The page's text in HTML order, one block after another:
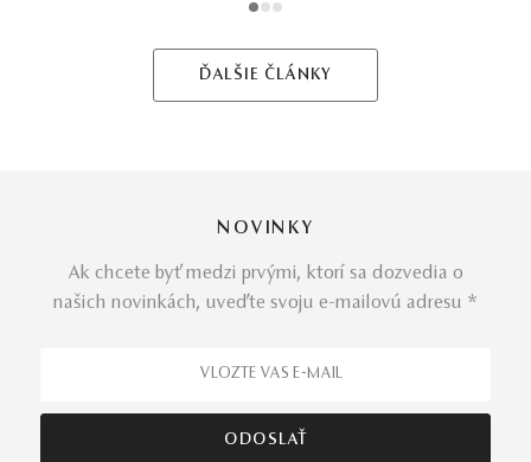
1 2 3
ĎALŠIE ČLÁNKY
NOVINKY
Ak chcete byť medzi prvými, ktorí sa dozvedia o
našich novinkách, uveďte svoju e-mailovú adresu *